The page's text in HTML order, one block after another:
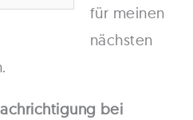
für meinen
nächsten
bei